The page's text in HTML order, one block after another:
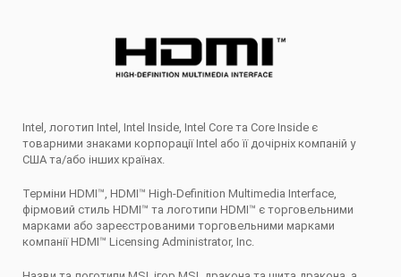
Intel, логотип Intel, Intel Inside, Intel Core та Core Inside є
товарними знаками корпорації Intel або її дочірніх компаній у
США та/або інших країнах.
Терміни HDMI™, HDMI™ High-Definition Multimedia Interface,
фірмовий стиль HDMI™ та логотипи HDMI™ є торговельними
марками або зареєстрованими торговельними марками
компанії HDMI™ Licensing Administrator, Inc.